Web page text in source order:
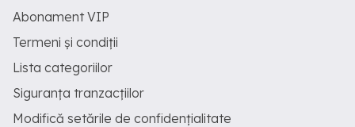
Abonament VIP
Termeni și condiții
Lista categoriilor
Siguranța tranzacțiilor
Modifică setările de confidențialitate